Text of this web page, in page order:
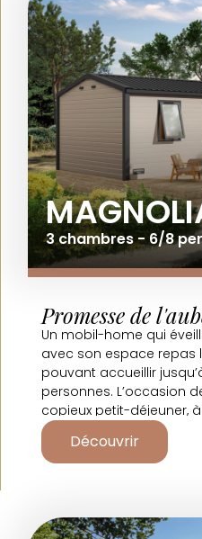
3 chambres - 6/8
Promesse de
Un mobil-home qui
avec son espace repas
pouvant accueillir
personnes. L’occasion
copieux petit-déjeuner, à
beaux jours.
Découvrir